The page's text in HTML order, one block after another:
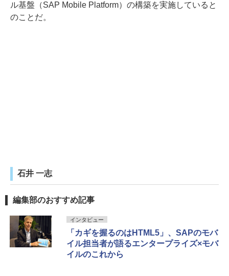
ル基盤（SAP Mobile Platform）の構築を実施していると
のことだ。
石井 一志
編集部のおすすめ記事
インタビュー
「カギを握るのはHTML5」、SAPのモバ
イル担当者が語るエンタープライズ×モバ
イルのこれから